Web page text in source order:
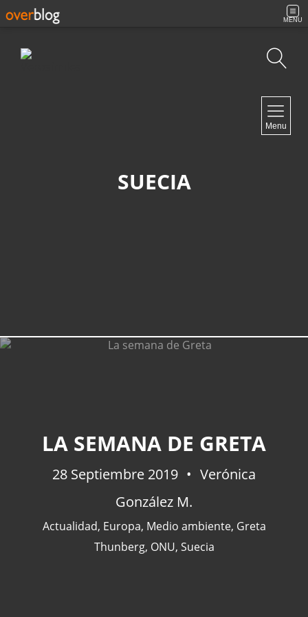
MENU
Menu
SUECIA
LA SEMANA DE GRETA
28 Septiembre 2019
Verónica
González M.
Actualidad, Europa, Medio ambiente, Greta
Thunberg, ONU, Suecia
Actualidad(227)
España(77)
Barcelona(47)
Venezuela(43)